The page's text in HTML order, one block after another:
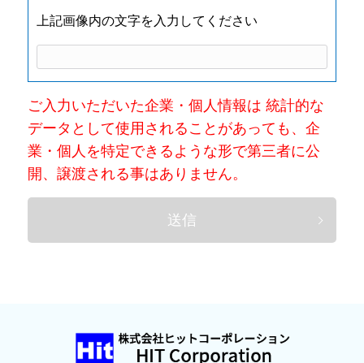
上記画像内の文字を入力してください
ご入力いただいた企業・個人情報は 統計的な
データとして使用されることがあっても、企
業・個人を特定できるような形で第三者に公
開、譲渡される事はありません。